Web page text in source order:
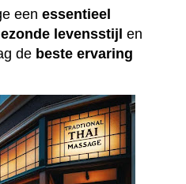
een essentieel
levensstijl en
de beste ervaring